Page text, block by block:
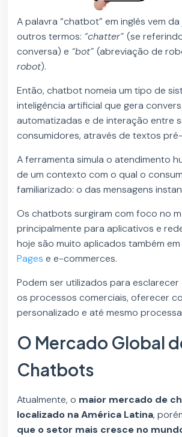
A palavra “chatbot” em inglês vem
outros termos: “chatter”(se
conversa) e “bot”(abreviação de
robot).
Então, chatbot nomeia um tipo de
inteligência artificial que gera
automatizadas e de interação entre
consumidores, através de textos
A ferramenta simula o atendimento
de um contexto com o qual o
familiarizado: o das mensagens
Os chatbots surgiram com foco no
principalmente para aplicativos e
hoje são muito aplicados também
Pages e e-commerces.
Podem ser utilizados para esclarecer
os processos comerciais, oferecer
personalizado e até mesmo
O Mercado Global
Chatbots
Atualmente, o maior mercado de
localizado na América Latina,
que o setor mais cresce no